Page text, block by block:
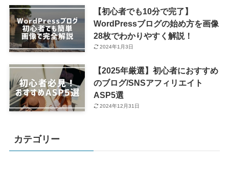
【初心者でも10分で完了】
WordPressブログの始め方を画像
28枚でわかりやすく解説！
2024年1月3日
【2025年厳選】初心者におすすめ
のブログ/SNSアフィリエイト
ASP5選
2024年12月31日
カテゴリー